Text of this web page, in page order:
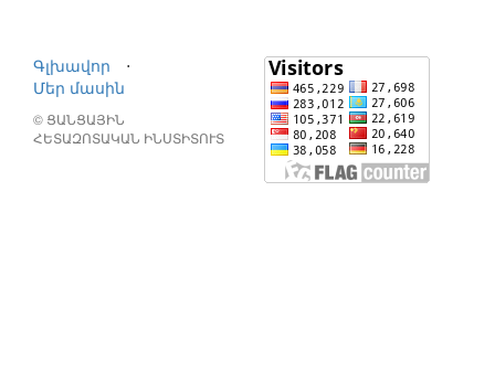
Գլխավոր
⋅
Մեր մասին
© ՑԱՆՑԱՅԻՆ
ՀԵՏԱԶՈՏԱԿԱՆ ԻՆՍՏԻՏՈՒՏ